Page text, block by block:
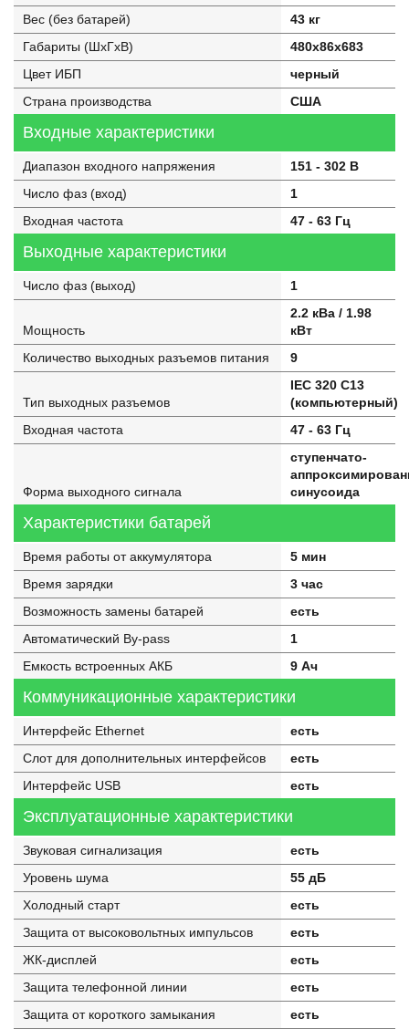
Вес (без батарей)
43 кг
Габариты (ШхГхВ)
480x86x683
Цвет ИБП
черный
Страна производства
США
Входные характеристики
Диапазон входного напряжения
151 - 302 В
Число фаз (вход)
1
Входная частота
47 - 63 Гц
Выходные характеристики
Число фаз (выход) 1
Мощность
2.2 кВа / 1.98
кВт
Количество выходных разъемов питания
9
Тип выходных разъемов
IEC 320 C13
(компьютерный)
Входная частота
47 - 63 Гц
Форма выходного сигнала
ступенчато-
синусоида
Характеристики батарей
Время работы от аккумулятора
5 мин
Время зарядки
3 час
Возможность замены батарей
есть
Автоматический By-pass
1
Емкость встроенных АКБ
9 Ач
Коммуникационные характеристики
Интерфейс Ethernet
есть
Слот для дополнительных интерфейсов
есть
Интерфейс USB
есть
Эксплуатационные характеристики
Звуковая сигнализация
есть
Уровень шума
55 дБ
Холодный старт
есть
Защита от высоковольтных импульсов
есть
ЖК-дисплей
есть
Защита телефонной линии
есть
Защита от короткого замыкания
есть